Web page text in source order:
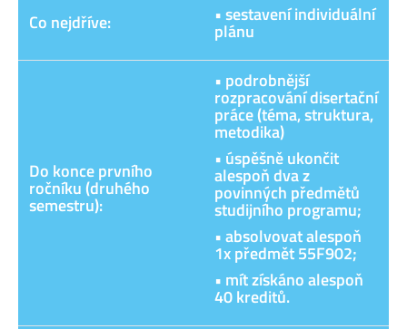
Co nejdříve: • sestavení individuální
plánu
Do konce prvního
ročníku (druhého
semestru):
• podrobnější
rozpracování disertační
práce (téma, struktura,
metodika)
• úspěšně ukončit
alespoň dva z
povinných předmětů
studijního programu;
• absolvovat alespoň
1x předmět 55F902;
• mít získáno alespoň
40 kreditů.